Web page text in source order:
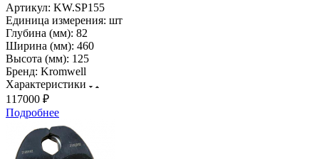
Артикул: KW.SP155
Единица измерения: шт
Глубина (мм): 82
Ширина (мм): 460
Высота (мм): 125
Бренд: Kromwell
Характеристики
117000 ₽
Подробнее